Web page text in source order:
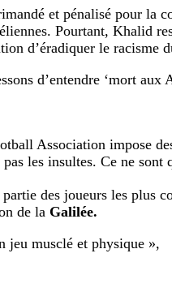
et pénalisé pour la
Pourtant, Khalid
d’éradiquer le racisme
d’entendre ‘mort aux
Association impose
pas les insultes. Ce ne sont
des joueurs les plus
de la Galilée.
jeu musclé et physique »,